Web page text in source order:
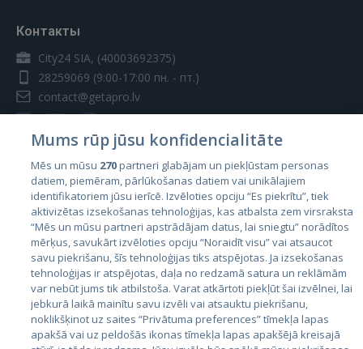
Контакты
City24 SIA, (40003692375)
28259069 (9:00-17:00 пн. - пт.)
contact@getapro.lv
Страны
Эстония
Латвия
Литва
Mums rūp jūsu konfidencialitāte
Mēs un mūsu 270partneri glabājam un piekļūstam personas
datiem, piemēram, pārlūkošanas datiem vai unikālajiem
identifikatoriem jūsu ierīcē. Izvēloties opciju “Es piekrītu”, tiek
aktivizētas izsekošanas tehnoloģijas, kas atbalsta zem virsraksta
“Mēs un mūsu partneri apstrādājam datus, lai sniegtu” norādītos
mērķus, savukārt izvēloties opciju “Noraidīt visu” vai atsaucot
savu piekrišanu, šīs tehnoloģijas tiks atspējotas. Ja izsekošanas
tehnoloģijas ir atspējotas, daļa no redzamā satura un reklāmām
var nebūt jums tik atbilstoša. Varat atkārtoti piekļūt šai izvēlnei, lai
jebkurā laikā mainītu savu izvēli vai atsauktu piekrišanu,
noklikšķinot uz saites “Privātuma preferences” tīmekļa lapas
apakšā vai uz peldošās ikonas tīmekļa lapas apakšējā kreisajā